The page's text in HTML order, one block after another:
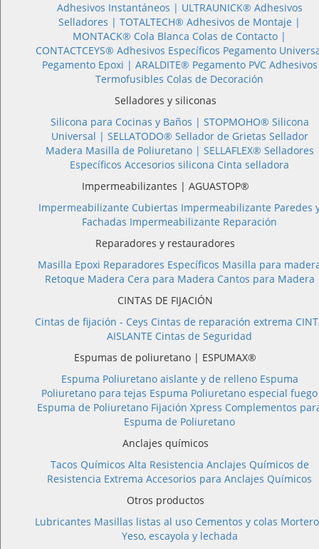
Adhesivos Instantáneos | ULTRAUNICK® Adhesivos
Selladores | TOTALTECH®
Adhesivos de Montaje |
MONTACK® Cola Blanca
Colas de Contacto |
CONTACTCEYS® Adhesivos Específicos Pegamento
Pegamento Epoxi | ARALDITE® Pegamento PVC Adhesivos
Termofusibles Colas de Decoración
Selladores y siliconas
Silicona para Cocinas y Baños | STOPMOHO® Silicona
Universal | SELLATODO® Sellador de Grietas Sellador
Madera
Masilla de Poliuretano | SELLAFLEX® Selladores
Específicos Accesorios silicona Cinta selladora
Impermeabilizantes | AGUASTOP®
Impermeabilizante Cubiertas Impermeabilizante Paredes
Fachadas Impermeabilizante Reparación
Reparadores y restauradores
Masilla Epoxi Reparadores Específicos Masilla para
Retoque Madera Cera para Madera Cantos para Madera
CINTAS DE FIJACIÓN
Cintas de fijación - Ceys Cintas de reparación extrema
AISLANTE Cintas de Seguridad
Espumas de poliuretano | ESPUMAX®
Espuma Poliuretano aislante y de relleno Espuma
Poliuretano para tejas Espuma Poliuretano especial fuego
Espuma de Poliuretano Fijación Xpress Complementos
Espuma de Poliuretano
Anclajes químicos
Tacos Químicos Alta Resistencia Anclajes Químicos de
Resistencia Extrema Accesorios para Anclajes Químicos
Otros productos
Lubricantes Masillas listas al uso Cementos y colas
Yeso, escayola y lechada